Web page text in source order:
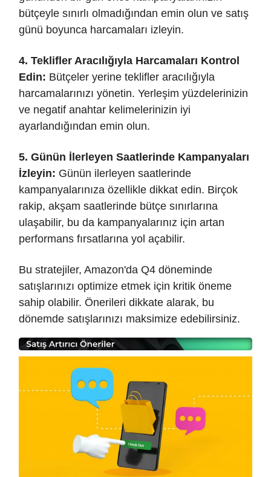
bütçeyle sınırlı olmadığından emin olun ve satış
günü boyunca harcamaları izleyin.
4. Teklifler Aracılığıyla Harcamaları Kontrol
Edin: Bütçeler yerine teklifler aracılığıyla
harcamalarınızı yönetin. Yerleşim yüzdelerinizin
ve negatif anahtar kelimelerinizin iyi
ayarlandığından emin olun.
5. Günün İlerleyen Saatlerinde Kampanyaları
İzleyin: Günün ilerleyen saatlerinde
kampanyalarınıza özellikle dikkat edin. Birçok
rakip, akşam saatlerinde bütçe sınırlarına
ulaşabilir, bu da kampanyalarınız için artan
performans fırsatlarına yol açabilir.
Bu stratejiler, Amazon'da Q4 döneminde
satışlarınızı optimize etmek için kritik öneme
sahip olabilir. Önerileri dikkate alarak, bu
dönemde satışlarınızı maksimize edebilirsiniz.